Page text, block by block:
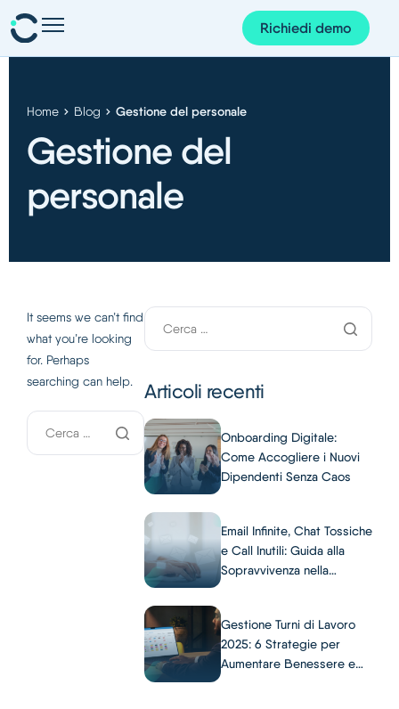
Progetti e finanze
Corem AI
Blog
Italiano
Richiedi demo
Gestione del
personale
Home Blog Gestione del personale
It seems we can’t find
what you’re looking
for. Perhaps
searching can help.
Articoli recenti
Onboarding Digitale:
Come Accogliere i Nuovi
Dipendenti Senza Caos
Email Infinite, Chat Tossiche
e Call Inutili: Guida alla
Sopravvivenza nella
Gestione Turni di Lavoro
2025: 6 Strategie per
Aumentare Benessere e